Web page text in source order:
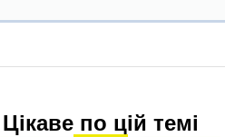
Цікаве по цій темі